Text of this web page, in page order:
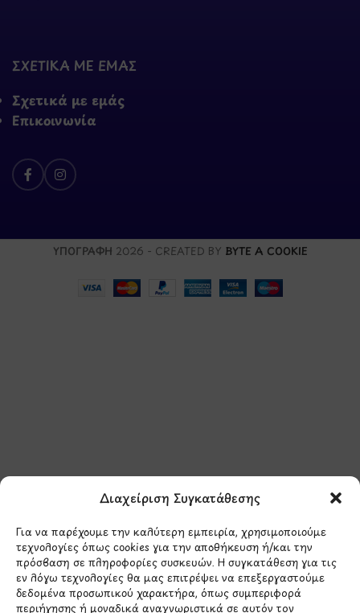
Διαχείριση Συγκατάθεσης
Για να παρέχουμε την καλύτερη εμπειρία, χρησιμοποιούμε
τεχνολογίες όπως cookies για την αποθήκευση ή/και την
πρόσβαση σε πληροφορίες συσκευών. Η συγκατάθεση για τις
εν λόγω τεχνολογίες θα μας επιτρέψει να επεξεργαστούμε
δεδομένα προσωπικού χαρακτήρα, όπως συμπεριφορά
περιήγησης ή μοναδικά αναγνωριστικά σε αυτόν τον
ΣΧΕΤΙΚΑ ΜΕ ΕΜΑΣ
Σχετικά με εμάς
Επικοινωνία
ΥΠΟΓΡΑΦΗ 2026 - CREATED BY BYTE A COOKIE
Έχω διαβάσει και συμφωνώ με την